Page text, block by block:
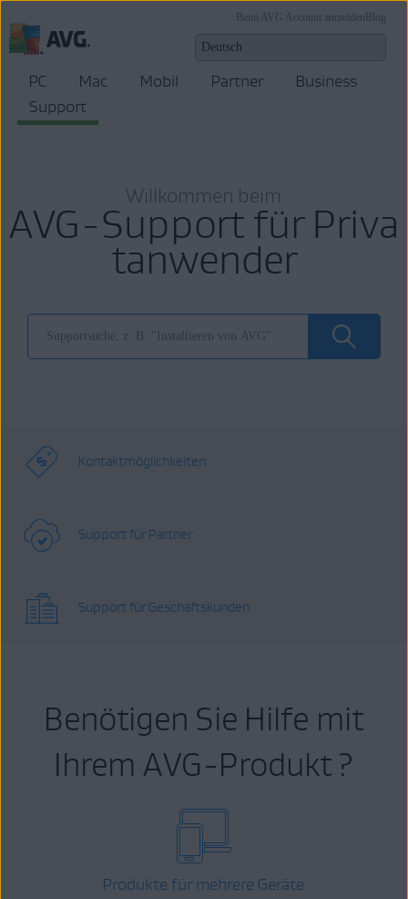
Blog
Beim AVG Account anmelden
PC Mac Mobil Partner
Business
Support
Willkommen beim
AVG-Support für Priva
tanwender
Kontaktmöglichkeiten
Support für Partner
Support für Geschäftskunden
Benötigen Sie Hilfe mit
Ihrem AVG-Produkt ?
Produkte für mehrere Geräte